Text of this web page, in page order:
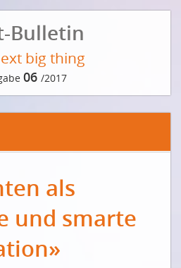
Bulletin
big thing
06 /2017
- Möglichkeiten
- possibilités des innovations
als
und smarte